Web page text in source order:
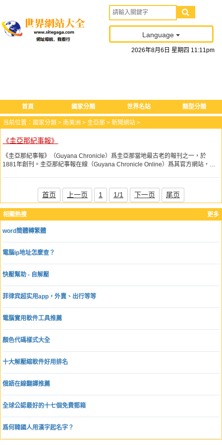
Language
2026年8月 6 日 星期四 11:11pm
首頁 國家分類 世界名站 類型分類
更多
相關熱搜
word簡體轉繁體
電腦ip地址怎麼查？
快壓幫助 - 自解壓
菲律宾超实用app，外賣、出行等等
電腦實用軟件工具推薦
顏色代碼樣式大全
十大解壓縮軟件好用排名
俄語在線翻譯推薦
全球公認最好的十七個免費郵箱
爲何韓國人用漢字起名字？
当前位置： 國家分類 > 南美洲 > 圭亞那 > 新聞網站 >
《圭亞那紀事報》
《圭亞那紀事報》（Guyana Chronicle）爲圭亞那當地最古老的報刊之一，於
1881年創刊。圭亞那紀事報在線（Guyana Chronicle Online）爲其官方網站，主
首页 上一页 1 1/1 下一页 尾页